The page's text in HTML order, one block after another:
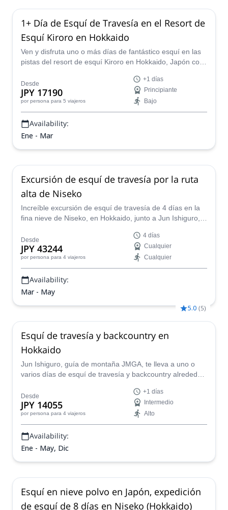
1+ Día de Esquí de Travesía en el Resort de
Esquí Kiroro en Hokkaido
Ven y disfruta uno o más días de fantástico esquí en las
pistas del resort de esquí Kiroro en Hokkaido, Japón con
Desde
JPY 17190
por persona para 5 viajeros
+1 días
Principiante
Bajo
Availability:
Ene - Mar
Excursión de esquí de travesía por la ruta
alta de Niseko
Increíble excursión de esquí de travesía de 4 días en la
fina nieve de Niseko, en Hokkaido, junto a Jun Ishiguro,
Desde
JPY 43244
por persona para 4 viajeros
4 días
Cualquier
Cualquier
Availability:
Mar - May
5.0 (5)
Esquí de travesía y backcountry en
Hokkaido
Jun Ishiguro, guía de montaña JMGA, te lleva a uno o
varios días de esquí de travesía y backcountry alrededor
Desde
JPY 14055
por persona para 4 viajeros
+1 días
Intermedio
Alto
Availability:
Ene - May, Dic
Esquí en nieve polvo en Japón, expedición
de esquí de 8 días en Niseko (Hokkaido)